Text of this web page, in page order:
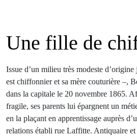
Une fille de
Issue d’un milieu très modeste
est chiffonnier et sa mère couturière –,
dans la capitale le 20 novembre 1865.
fragile, ses parents lui épargnent un
en la plaçant en apprentissage auprès
relations établi rue Laffitte. Antiquaire et